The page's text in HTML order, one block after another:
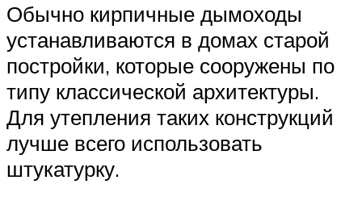
Обычно кирпичные дымоходы
устанавливаются в домах старой
постройки, которые сооружены по
типу классической архитектуры.
Для утепления таких конструкций
лучше всего использовать
штукатурку.